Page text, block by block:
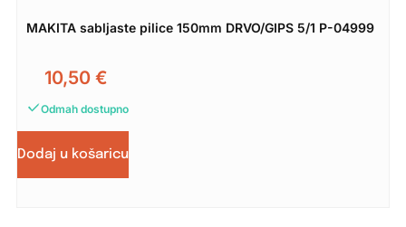
MAKITA sabljaste pilice 150mm DRVO/GIPS 5/1 P-04999
10,50 €
Odmah dostupno
Dodaj u košaricu